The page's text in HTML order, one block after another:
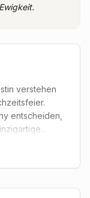
verstehen
entscheiden,
kleinen,